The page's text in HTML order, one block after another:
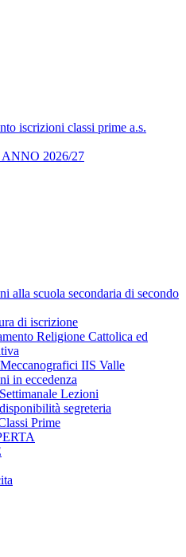
iscrizioni classi prime a.s.
2026/27
alla scuola secondaria di secondo
di iscrizione
Religione Cattolica ed
IIS Valle
in eccedenza
Lezioni
segreteria
Prime